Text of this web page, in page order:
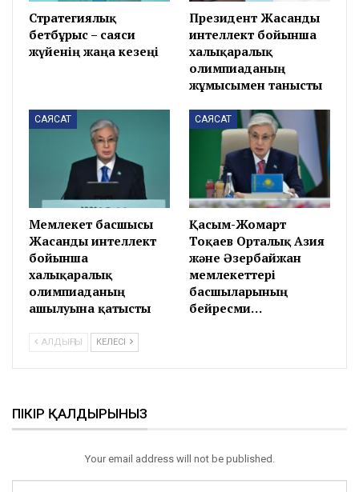
Стратегиялық
бетбұрыс – саяси
жүйенің жаңа кезеңі
Президент Жасанды
интеллект бойынша
халықаралық
олимпиаданың
жұмысымен танысты
САЯСАТ
Мемлекет басшысы
Жасанды интеллект
бойынша
халықаралық
олимпиаданың
ашылуына қатысты
САЯСАТ
Қасым-Жомарт
Тоқаев Орталық Азия
және Әзербайжан
мемлекеттері
басшыларының
бейресми…
АЛДЫҢҒЫ КЕЛЕСІ
ПІКІР ҚАЛДЫРЫНЫЗ
Your email address will not be published.